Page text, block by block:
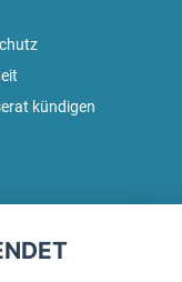
kündigen
erhalte regelmäßig